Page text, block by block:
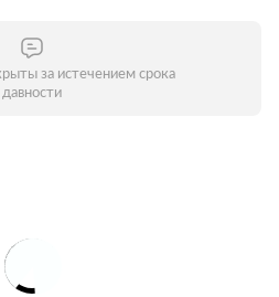
за истечением срока
давности